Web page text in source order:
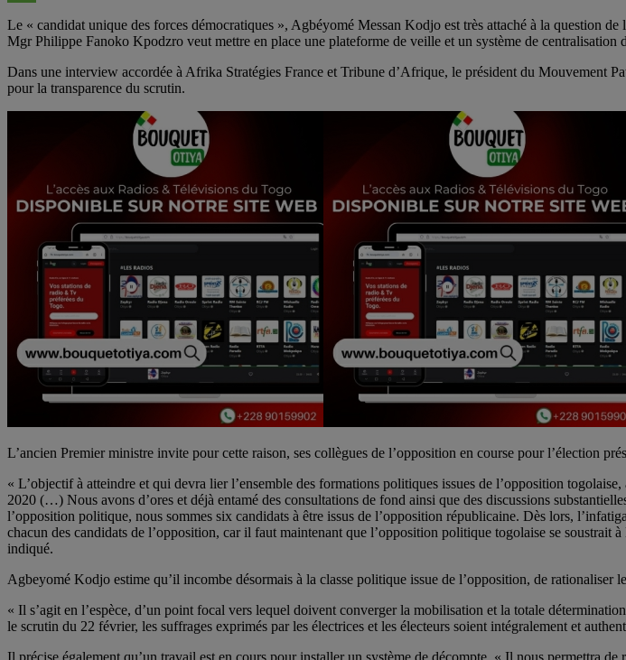
Message
Le « candidat unique des forces démocratiques », Agbéyomé Messan Kodjo est très attaché à la question
Mgr Philippe Fanoko Kpodzro veut mettre en place une plateforme de veille et un système de centralisation
Dans une interview accordée à Afrika Stratégies France et Tribune d’Afrique, le président du Mouvement
pour la transparence du scrutin.
L’ancien Premier ministre invite pour cette raison, ses collègues de l’opposition en course pour l’élection
« L’objectif à atteindre et qui devra lier l’ensemble des formations politiques issues de l’opposition
2020 (…) Nous avons d’ores et déjà entamé des consultations de fond ainsi que des discussions
l’opposition politique, nous sommes six candidats à être issus de l’opposition républicaine. Dès lors,
chacun des candidats de l’opposition, car il faut maintenant que l’opposition politique togolaise se
indiqué.
Agbeyomé Kodjo estime qu’il incombe désormais à la classe politique issue de l’opposition, de rationaliser
« Il s’agit en l’espèce, d’un point focal vers lequel doivent converger la mobilisation et la totale
le scrutin du 22 février, les suffrages exprimés par les électrices et les électeurs soient intégralement et
Il précise également qu’un travail est en cours pour installer un système de décompte. « Il nous permettra